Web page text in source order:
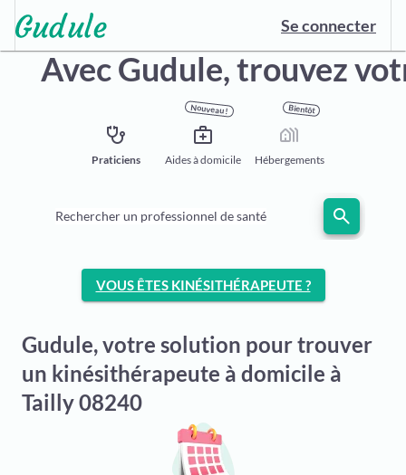
Se connecter
Avec Gudule,trouvez
stethoscope
Praticiens
Nouveau !
medical_services
Aides à domicile
Bientôt
holiday_village
Hébergements
Rechercher un professionnel de santé search
VOUS ÊTES KINÉSITHÉRAPEUTE ?
Gudule, votre solution pour trouver
un kinésithérapeute à domicile à
Tailly 08240